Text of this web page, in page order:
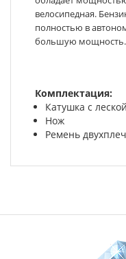
велосипедная.
полностью в
большую мощность.
Комплектация:
Катушка с
Нож
Ремень